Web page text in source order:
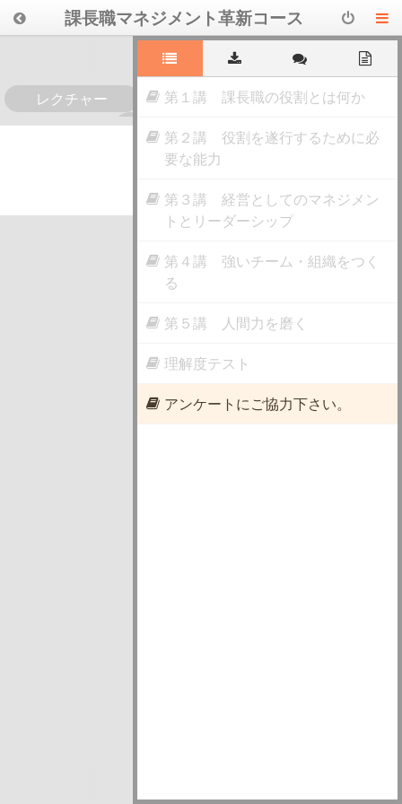
課長職マネジメント革新コース
レクチャー
0
第１講 課長職の役割とは何か
第２講 役割を遂行するために必
要な能力
第３講 経営としてのマネジメン
トとリーダーシップ
第４講 強いチーム・組織をつく
る
第５講 人間力を磨く
理解度テスト
アンケートにご協力下さい。